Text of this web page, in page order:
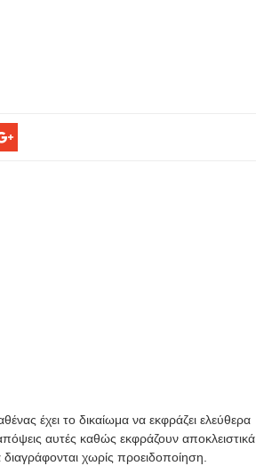
έχει το δικαίωμα να εκφράζει ελεύθερα
αυτές καθώς εκφράζουν αποκλειστικά
χωρίς προειδοποίηση.